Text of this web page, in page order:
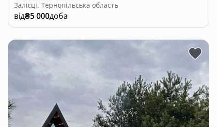
Залісці, Тернопільська область
від₴5 000доба